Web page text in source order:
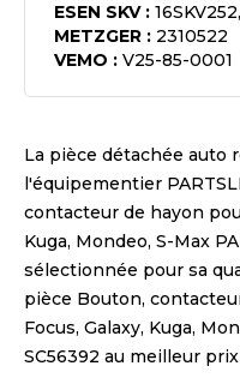
ESEN SKV:
METZGER : 2310522
VEMO : V25-85-0001
La pièce détachée auto
l'équipementier
contacteur de hayon
Kuga, Mondeo, S-Max
sélectionnée pour sa
pièce Bouton,
Focus, Galaxy, Kuga,
SC56392 au meilleur